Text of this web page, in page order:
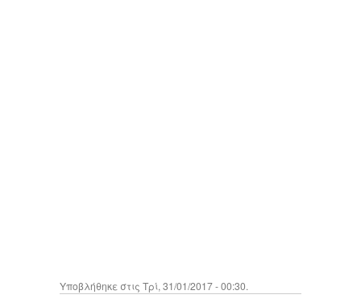
Υποβλήθηκε στις Τρί, 31/01/2017 - 00:30.